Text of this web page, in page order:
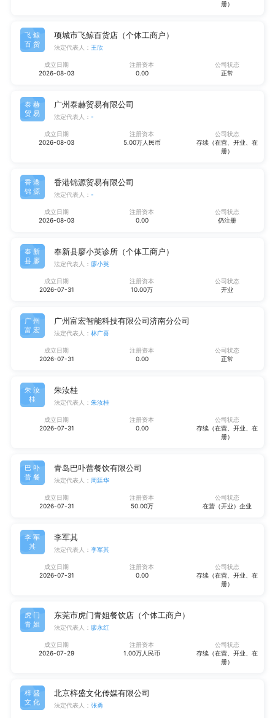
册）
飞鲸
百货
项城市飞鲸百货店（个体工商户）
法定代表人： 王欣
成立日期
2026-08-03
注册资本
0.00
公司状态
正常
泰赫
贸易
广州泰赫贸易有限公司
法定代表人： -
成立日期
2026-08-03
注册资本
5.00万人民币
公司状态
存续（在营、开业、在
册）
香港
锦源
香港锦源贸易有限公司
法定代表人： -
成立日期
2026-08-03
注册资本
0.00
公司状态
仍注册
奉新
县廖
奉新县廖小英诊所（个体工商户）
法定代表人： 廖小英
成立日期
2026-07-31
注册资本
10.00万
公司状态
开业
广州
富宏
广州富宏智能科技有限公司济南分公司
法定代表人： 林广喜
成立日期
2026-07-31
注册资本
0.00
公司状态
正常
朱汝
桂
朱汝桂
法定代表人： 朱汝桂
成立日期
2026-07-31
注册资本
0.00
公司状态
存续（在营、开业、在
册）
巴卟
蕾餐
青岛巴卟蕾餐饮有限公司
法定代表人： 周廷华
成立日期
2026-07-31
注册资本
50.00万
公司状态
在营（开业）企业
李军
其
李军其
法定代表人： 李军其
成立日期
2026-07-31
注册资本
0.00
公司状态
存续（在营、开业、在
册）
虎门
青姐
东莞市虎门青姐餐饮店（个体工商户）
法定代表人： 廖永红
成立日期
2026-07-29
注册资本
1.00万人民币
公司状态
存续（在营、开业、在
册）
梓盛
文化
北京梓盛文化传媒有限公司
法定代表人： 张勇